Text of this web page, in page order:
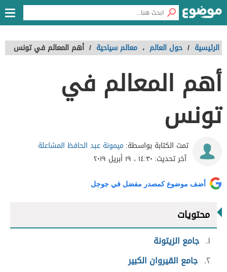
الرئيسية / حول العالم ، معالم سياحية / أهم المعالم في تونس
أهم المعالم في
تونس
تمت الكتابة بواسطة: ميمونة عبد الحافظ المشاعلة
آخر تحديث: ١٤:٣٠ ، ١٩ أبريل ٢٠١٩
أضف موضوع كمصدر مفضل في جوجل
محتويات
١ جامع الزيتونة
٢ جامع القيروان الكبير